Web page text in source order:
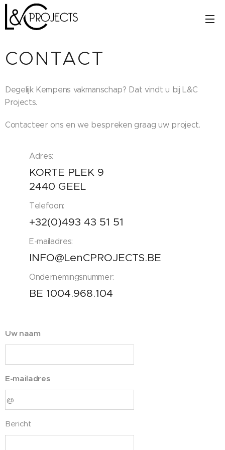
CONTACT
Degelijk Kempens vakmanschap? Dat vindt u bij L&C
Projects.
Contacteer ons en we bespreken graag uw project.
Adres:
KORTE PLEK 9
2440 GEEL
Telefoon:
+32(0)493 43 51 51
E-mailadres:
INFO@LenCPROJECTS.BE
Ondernemingsnummer:
BE 1004.968.104
Uw naam
E-mailadres
Bericht